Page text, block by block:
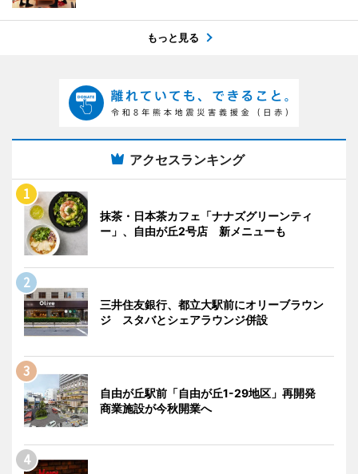
もっと見る
アクセスランキング
抹茶・日本茶カフェ「ナナズグリーンティ
ー」、自由が丘2号店 新メニューも
三井住友銀行、都立大駅前にオリーブラウン
ジ スタバとシェアラウンジ併設
自由が丘駅前「自由が丘1-29地区」再開発
商業施設が今秋開業へ